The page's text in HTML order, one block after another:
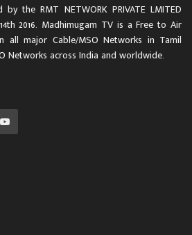
the RMT NETWORK PRIVATE LMITED
2016. Madhimugam TV is a Free to Air
all major Cable/MSO Networks in Tamil
Networks across India and worldwide.